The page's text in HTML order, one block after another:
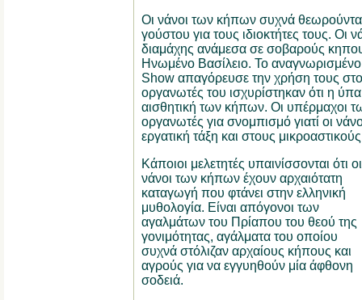
Οι νάνοι των κήπων συχνά
γούστου για τους ιδιοκτήτες τους. Οι
διαμάχης ανάμεσα σε σοβαρούς
Ηνωμένο Βασίλειο. Το
Show απαγόρευσε την χρήση τους
οργανωτές του ισχυρίστηκαν ότι η
αισθητική των κήπων. Οι υπέρμαχοι
οργανωτές για σνομπισμό γιατί οι
εργατική τάξη και στους
Κάποιοι μελετητές υπαινίσσονται ότι οι
νάνοι των κήπων έχουν αρχαιότατη
καταγωγή που φτάνει στην ελληνική
μυθολογία. Είναι απόγονοι των
αγαλμάτων του Πρίαπου του θεού της
γονιμότητας, αγάλματα του οποίου
συχνά στόλιζαν αρχαίους κήπους και
αγρούς για να εγγυηθούν μία άφθονη
σοδειά.